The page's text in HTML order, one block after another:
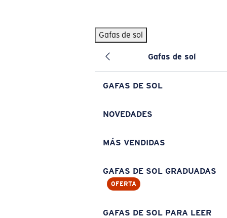
Gafas de sol
Gafas de sol
GAFAS DE SOL
NOVEDADES
MÁS VENDIDAS
GAFAS DE SOL GRADUADAS
OFERTA
GAFAS DE SOL PARA LEER
BÚSQUEDAS POPULARES
Pilothouse PRO Limited Edition Pack Exclusivo
Gafas de sol personalizadas
Los más vendidos de gafas de sol